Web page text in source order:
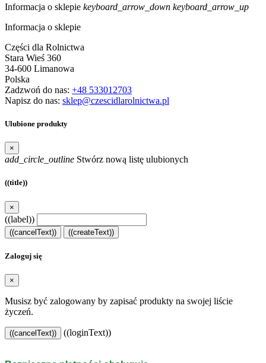
Informacja o sklepie keyboard_arrow_down keyboard_arrow_up
Informacja o sklepie
Części dla Rolnictwa
Stara Wieś 360
34-600 Limanowa
Polska
Zadzwoń do nas: +48 533012703
Napisz do nas: sklep@czescidlarolnictwa.pl
Ulubione produkty
×
add_circle_outline Stwórz nową listę ulubionych
((title))
×
((label))
((cancelText)) ((createText))
Zaloguj się
×
Musisz być zalogowany by zapisać produkty na swojej liście
życzeń.
((cancelText)) ((loginText))